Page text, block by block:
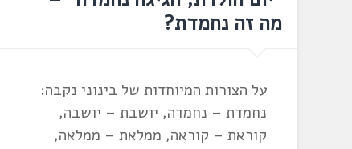
מה זה נחמדת?
על הצורות המיוחדות של בינוני נקבה:
נחמדת – נחמדה, יושבת – יושבה,
קוראת – קוראה, ממלאת – ממלאה,